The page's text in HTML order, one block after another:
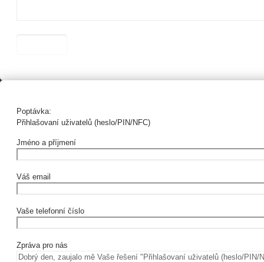
Poptávka:
Přihlašovaní uživatelů (heslo/PIN/NFC)
Jméno a příjmení
Váš email
Vaše telefonní číslo
Zpráva pro nás